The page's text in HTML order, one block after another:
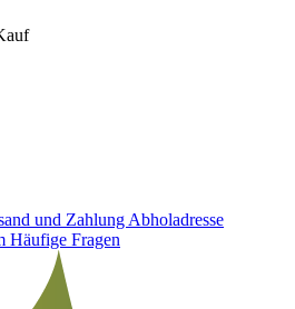
und Zahlung Abholadresse
Häufige Fragen